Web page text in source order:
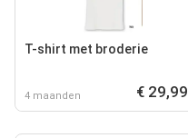
T-shirt met broderie
4 maanden € 29,99